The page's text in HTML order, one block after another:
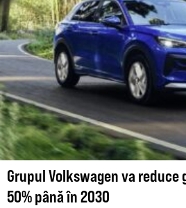
Grupul Volkswagen va reduce
50% până în 2030